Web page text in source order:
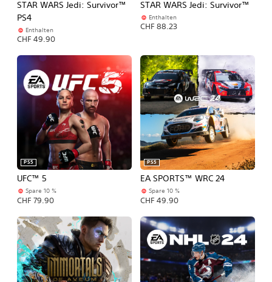
STAR WARS Jedi: Survivor™
PS4
Enthalten
CHF 49.90
STAR WARS Jedi: Survivor™
Enthalten
CHF 88.23
UFC™ 5
PS5
Spare 10 %
CHF 79.90
EA SPORTS™ WRC 24
PS5
Spare 10 %
CHF 49.90